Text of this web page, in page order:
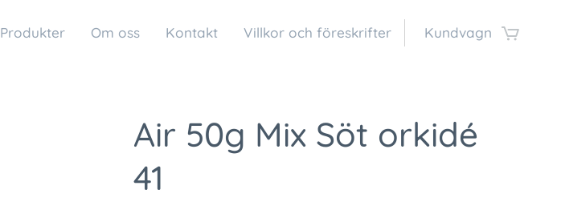
Produkter Om oss Kontakt Villkor och föreskrifter Kundvagn
Air 50g Mix Söt orkidé
41